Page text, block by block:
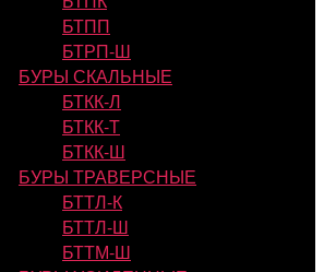
БТПП
БТРП-Ш
БУРЫ СКАЛЬНЫЕ
БТКК-Л
БТКК-Т
БТКК-Ш
БУРЫ ТРАВЕРСНЫЕ
БТТЛ-К
БТТЛ-Ш
БТТМ-Ш